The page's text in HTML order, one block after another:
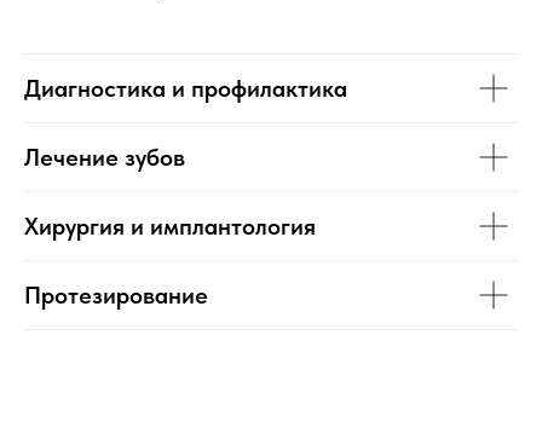
Диагностика и профилактика
Лечение зубов
Хирургия и имплантология
Протезирование